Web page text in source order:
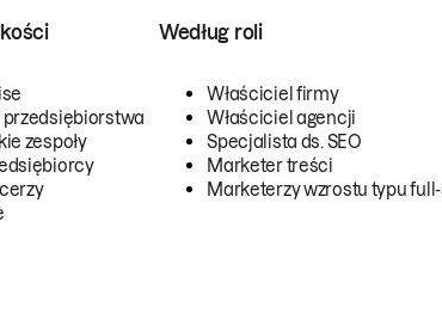
przedsiębiorstwa
zespoły
Według roli
Właściciel firmy
Właściciel agencji
Specjalista ds. SEO
Marketer treści
Marketerzy wzrostu typu